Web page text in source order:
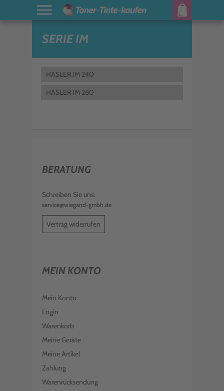
SERIE IM
HASLER IM 240
HASLER IM 280
BERATUNG
Schreiben Sie uns:
service@wiegand-gmbh.de
Vertrag widerrufen
MEIN KONTO
Mein Konto
Login
Warenkorb
Meine Geräte
Meine Artikel
Zahlung
Warenrücksendung